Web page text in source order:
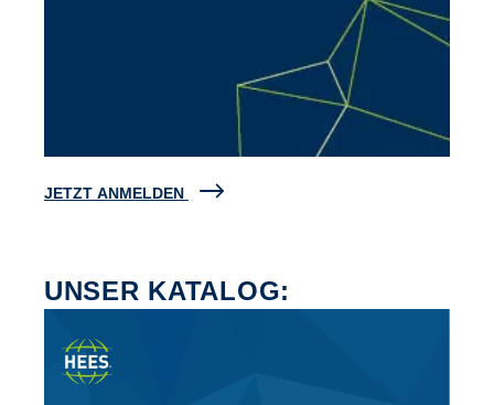
JETZT ANMELDEN
UNSER KATALOG: